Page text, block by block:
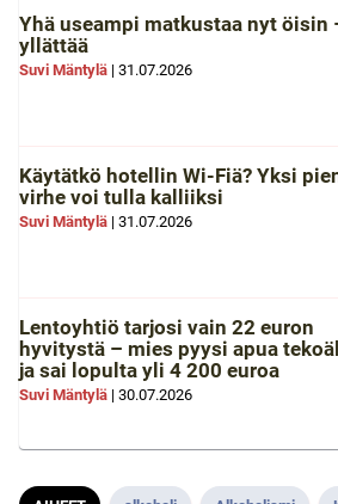
Yhä useampi matkustaa nyt öisin
yllättää
Suvi Mäntylä | 31.07.2026
Käytätkö hotellin Wi-Fiä? Yksi
virhe voi tulla kalliiksi
Suvi Mäntylä | 31.07.2026
Lentoyhtiö tarjosi vain 22 euron
hyvitystä – mies pyysi apua
ja sai lopulta yli 4 200 euroa
Suvi Mäntylä | 30.07.2026